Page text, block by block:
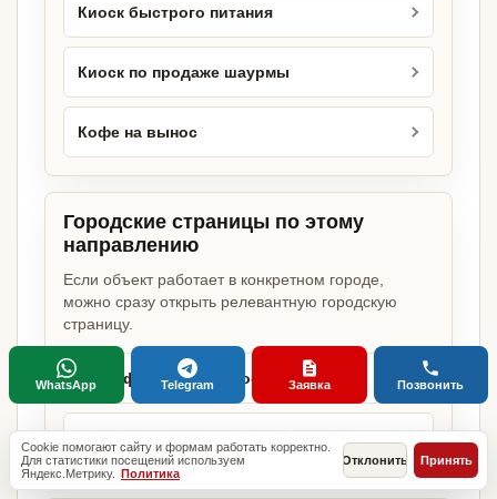
Киоск быстрого питания
Киоск по продаже шаурмы
Кофе на вынос
Городские страницы по этому
направлению
Если объект работает в конкретном городе,
можно сразу открыть релевантную городскую
страницу.
Кафе фаст-фуда в Москве
Кафе фаст-фуда в Санкт-Петербурге
Cookie помогают сайту и формам работать корректно.
Для статистики посещений используем
Яндекс.Метрику. Политика
Отклонить Принять
WhatsApp Telegram Заявка Позвонить